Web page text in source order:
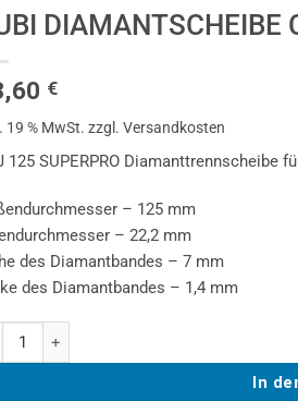
DIAMANTSCHEIBE
€
19 % MwSt. zzgl. Versandkosten
125 SUPERPRO Diamanttrennscheibe
– 125 mm
– 22,2 mm
des Diamantbandes – 7 mm
des Diamantbandes – 1,4 mm
DIAMANTSCHEIBE CPJ 125 SUPERPRO
In